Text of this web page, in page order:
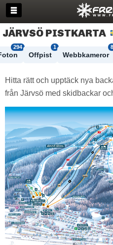
JÄRVSÖ PISTKARTA
294
Offpist
1
Webbkameror
8
Hitta rätt och upptäck nya
från Järvsö med skidbackar